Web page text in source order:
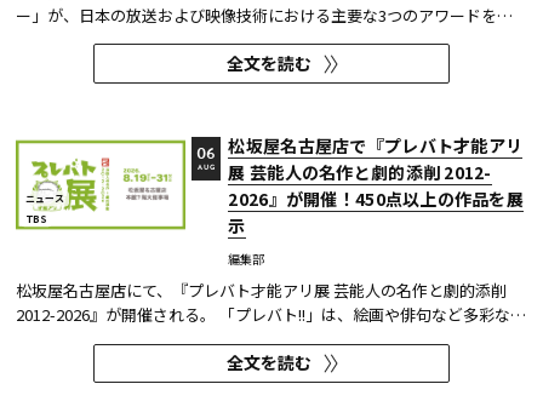
ー」が、日本の放送および映像技術における主要な3つのアワードを受
賞した。 本開発は、人物像認識AIと最新のXR技術を組み合わせたシステ
ムであり、その革新性と実用性が業界内で高い評価を獲得している。
【受賞アワード一覧】 ●2025年 日本民間放送連盟賞 技術部門優...
全文を読む
ニュース
TBS
松坂屋名古屋店で『プレバト才能アリ
展 芸能人の名作と劇的添削 2012-
2026』が開催！450点以上の作品を展
示
編集部
06
AUG
松坂屋名古屋店にて、『プレバト才能アリ展 芸能人の名作と劇的添削
2012-2026』が開催される。 「プレバト!!」は、絵画や俳句など多彩な芸
術ジャンルに芸能人が挑戦し、その作品を超一流の講師陣が才能アリ/ナ
シで厳しく査定する教養バラエティー番組だ。 本展では、定番ジャンル
の俳句・水彩画から、大漁旗や黒板アートといった巨大作品...
全文を読む